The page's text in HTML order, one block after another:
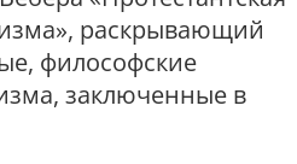
раскрывающий
философские
заключенные в